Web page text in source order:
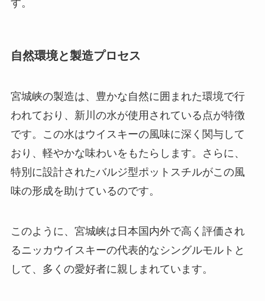
す。
自然環境と製造プロセス
宮城峡の製造は、豊かな自然に囲まれた環境で行
われており、新川の水が使用されている点が特徴
です。この水はウイスキーの風味に深く関与して
おり、軽やかな味わいをもたらします。さらに、
特別に設計されたバルジ型ポットスチルがこの風
味の形成を助けているのです。
このように、宮城峡は日本国内外で高く評価され
るニッカウイスキーの代表的なシングルモルトと
して、多くの愛好者に親しまれています。